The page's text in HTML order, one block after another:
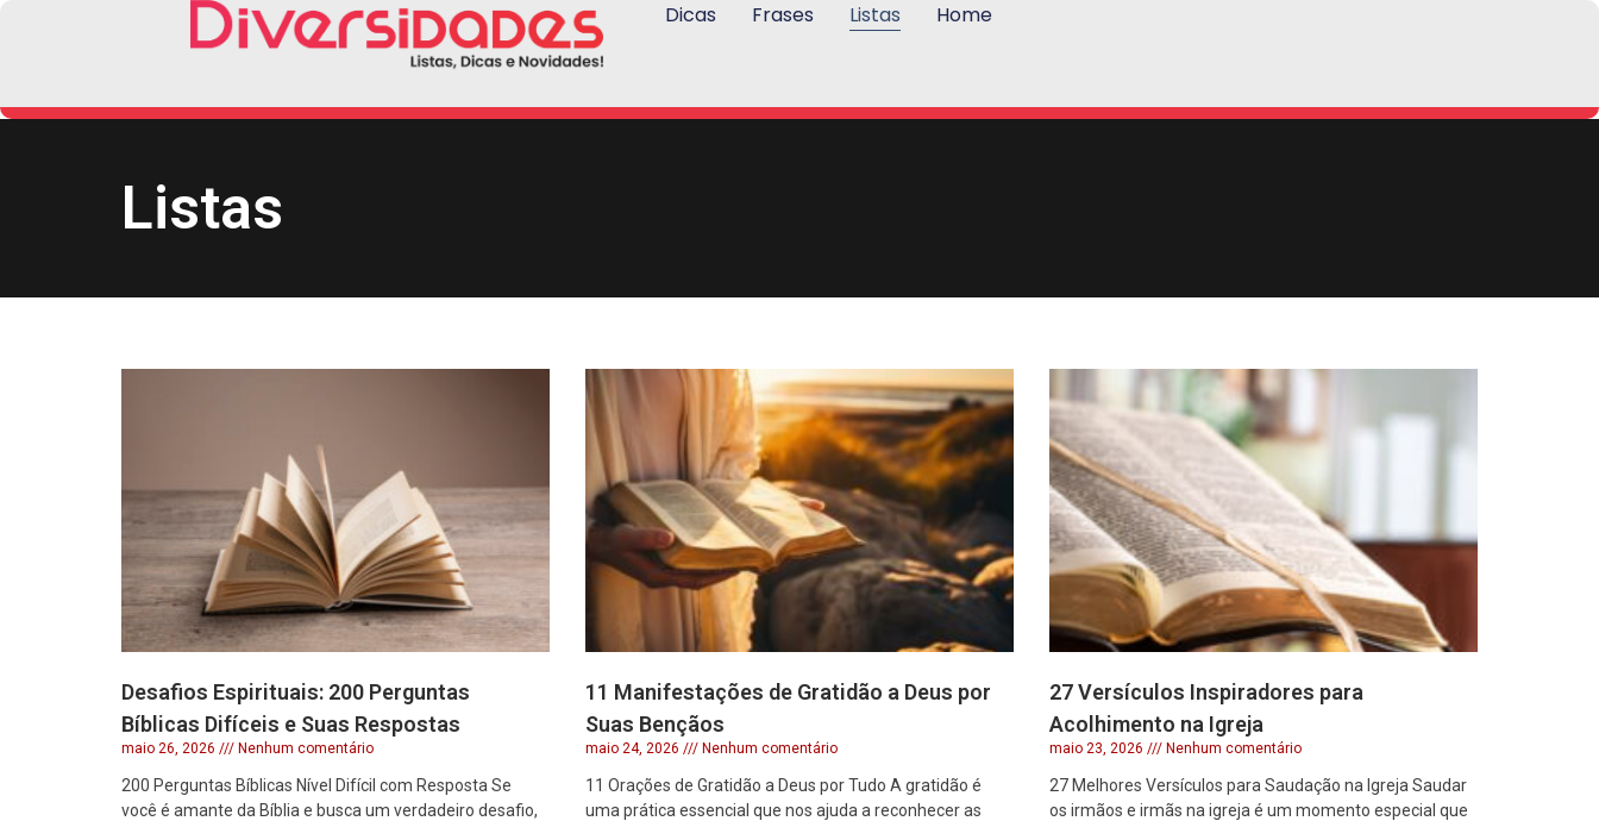
Dicas Frases Listas Home
Listas
Desafios Espirituais: 200 Perguntas
Bíblicas Difíceis e Suas Respostas
maio 26, 2026 Nenhum comentário
200 Perguntas Bíblicas Nível Difícil com Resposta Se
você é amante da Bíblia e busca um verdadeiro desafio,
11 Manifestações de Gratidão a Deus por
Suas Bençãos
maio 24, 2026 Nenhum comentário
11 Orações de Gratidão a Deus por Tudo A gratidão é
uma prática essencial que nos ajuda a reconhecer as
27 Versículos Inspiradores para
Acolhimento na Igreja
maio 23, 2026 Nenhum comentário
27 Melhores Versículos para Saudação na Igreja Saudar
os irmãos e irmãs na igreja é um momento especial que